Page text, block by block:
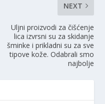
NEXT
Uljni proizvodi za čišćenje
lica izvrsni su za skidanje
šminke i prikladni su za sve
tipove kože. Odabrali smo
najbolje